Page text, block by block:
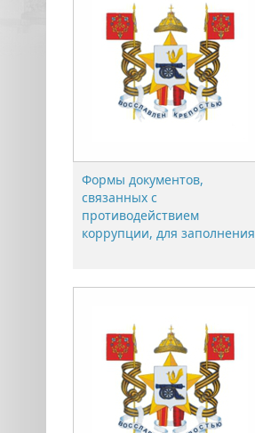
Формы документов,
связанных с
противодействием
коррупции, для заполнения